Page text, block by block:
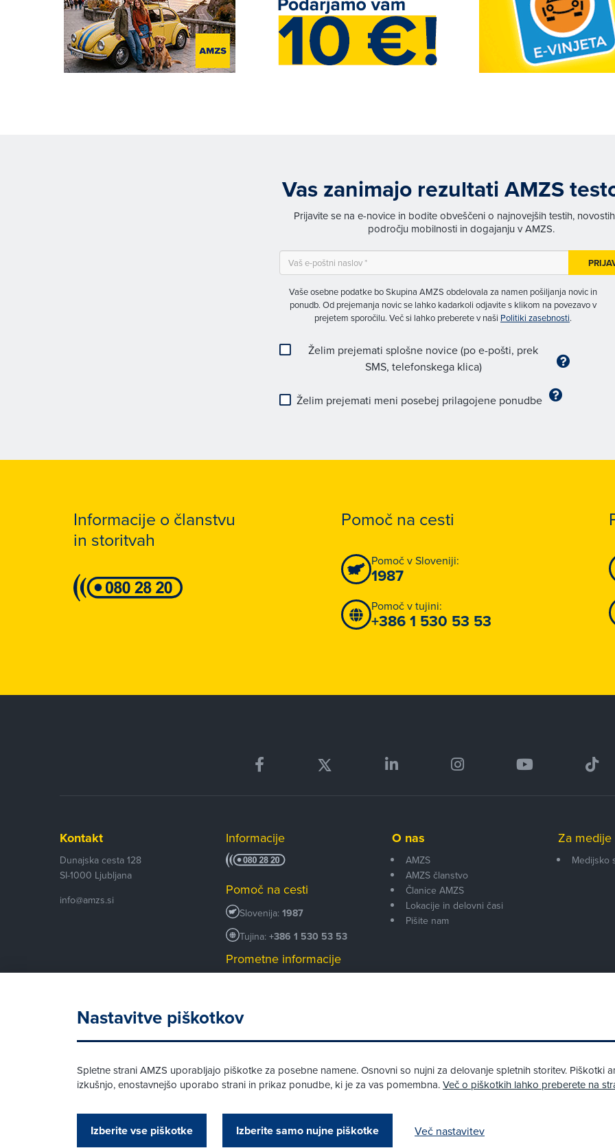
Vas zanimajo rezultati AMZS
Prijavite se na e-novice in bodite obveščeni o najnovejših testih,
področju mobilnosti in dogajanju v AMZS.
Vaše osebne podatke bo Skupina AMZS obdelovala za namen pošiljanja novic in
ponudb. Od prejemanja novic se lahko kadarkoli odjavite s klikom na povezavo v
prejetem sporočilu. Več si lahko preberete v naši Politiki zasebnosti.
Želim prejemati splošne novice (po e-pošti, prek
SMS, telefonskega klica)
Želim prejemati meni posebej prilagojene ponudbe
Informacije o članstvu
in storitvah
Pomoč na cesti
Pomoč v Sloveniji:
1987
Pomoč v tujini:
+386 1 530 53 53
Kontakt
Dunajska cesta 128
SI-1000 Ljubljana
info@amzs.si
Informacije
Pomoč na cesti
Slovenija: 1987
Tujina: +386 1 530 53 53
Prometne informacije
iOS AMZS
O nas
AMZS
AMZS članstvo
Članice AMZS
Lokacije in delovni časi
Pišite nam
Za
Medijsko
Nastavitve piškotkov
Spletne strani AMZS uporabljajo piškotke za posebne namene. Osnovni so nujni za delovanje spletnih storitev. Piškotki
izkušnjo, enostavnejšo uporabo strani in prikaz ponudbe, ki je za vas pomembna.Več o piškotkih lahko preberete na
Izberite vse piškotke Izberite samo nujne piškotke Več nastavitev